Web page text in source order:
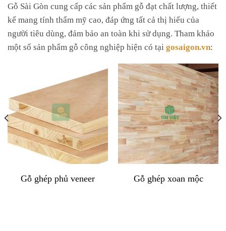
Gỗ Sài Gòn cung cấp các sản phẩm gỗ đạt chất lượng, thiết
kế mang tính thẩm mỹ cao, đáp ứng tất cả thị hiếu của
người tiêu dùng, đảm bảo an toàn khi sử dụng. Tham khảo
một số sản phẩm gỗ công nghiệp hiện có tại gosaigon.vn:
Gỗ ghép phủ veneer Gỗ ghép xoan mộc